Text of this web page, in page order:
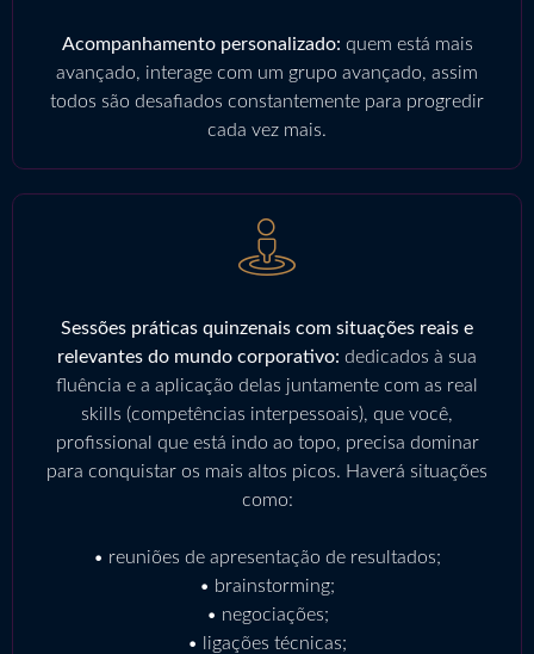
Acompanhamento personalizado: quem está mais
avançado, interage com um grupo avançado, assim
todos são desafiados constantemente para progredir
cada vez mais.
Sessões práticas quinzenais com situações reais e
relevantes do mundo corporativo: dedicados à sua
fluência e a aplicação delas juntamente com as real
skills (competências interpessoais), que você,
profissional que está indo ao topo, precisa dominar
para conquistar os mais altos picos. Haverá situações
como:
• reuniões de apresentação de resultados;
• brainstorming;
• negociações;
• ligações técnicas;